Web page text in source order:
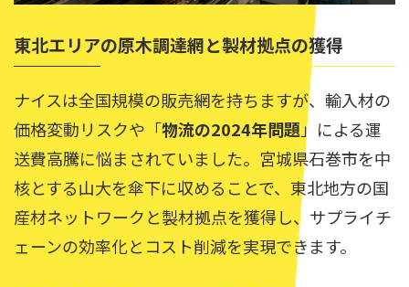
東北エリアの原木調達網と製材拠点の獲得
ナイスは全国規模の販売網を持ちますが、輸入材の
価格変動リスクや「物流の2024年問題」による運
送費高騰に悩まされていました。宮城県石巻市を中
核とする山大を傘下に収めることで、東北地方の国
産材ネットワークと製材拠点を獲得し、サプライチ
ェーンの効率化とコスト削減を実現できます。